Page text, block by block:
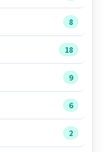
8
18
9
6
2